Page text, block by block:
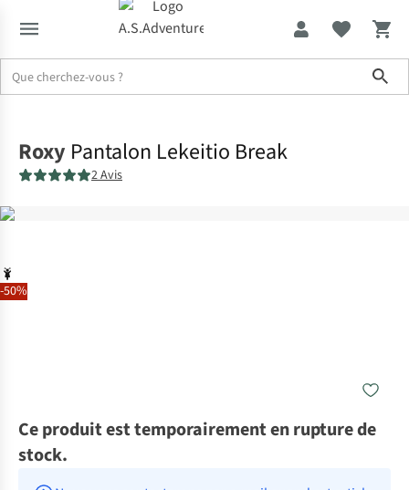
-50%
Roxy Pantalon Lekeitio Break
2 Avis
Ce produit est temporairement en rupture de
stock.